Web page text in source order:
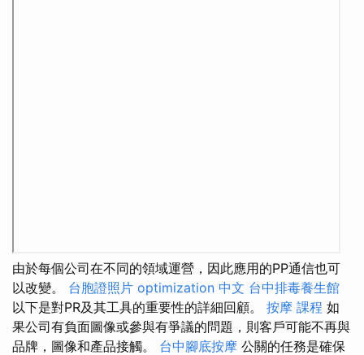
由於每個公司在不同的領域運營，因此應用的PP通信也可
以改變。 台胞證照片 optimization 中文 台中排毒養生館
以下是對PR及其工具的重要性的詳細回顧。 按摩 課程 如
果公司有負面圖像或參與有爭議的問題，則客戶可能不再與
品牌，圖像和產品接觸。 台中腳底按摩 公關的任務是確保